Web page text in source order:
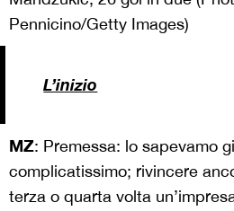
Pennicino/Getty Images)
L’inizio
MZ: Premessa: lo sapevamo
complicatissimo; rivincere
terza o quarta volta